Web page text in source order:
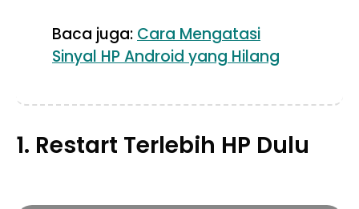
Baca juga: Cara Mengatasi
Sinyal HP Android yang Hilang
1. Restart Terlebih HP Dulu